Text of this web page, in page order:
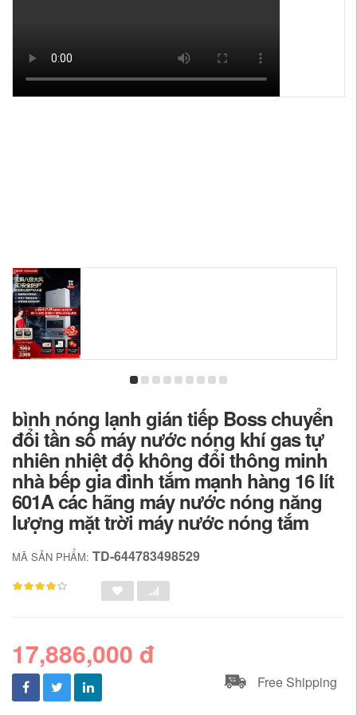
bình nóng lạnh gián tiếp Boss chuyển
đổi tần số máy nước nóng khí gas tự
nhiên nhiệt độ không đổi thông minh
nhà bếp gia đình tắm mạnh hàng 16 lít
601A các hãng máy nước nóng năng
lượng mặt trời máy nước nóng tắm
MÃ SẢN PHẨM: TD-644783498529
17,886,000 đ
Free Shipping